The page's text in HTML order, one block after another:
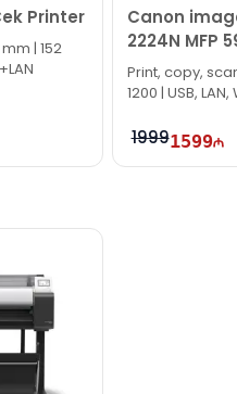
Printer
| 152
Canon
2224N MFP
Print, copy,
1200 | USB, LAN,
19991599